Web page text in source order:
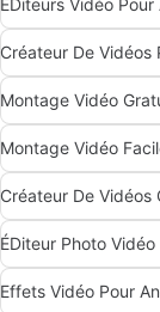
ÉDiteurs Vidéo Pour
Créateur De Vidéos
Montage Vidéo
Montage Vidéo
Créateur De Vidéos
ÉDiteur Photo
Effets Vidéo Pour